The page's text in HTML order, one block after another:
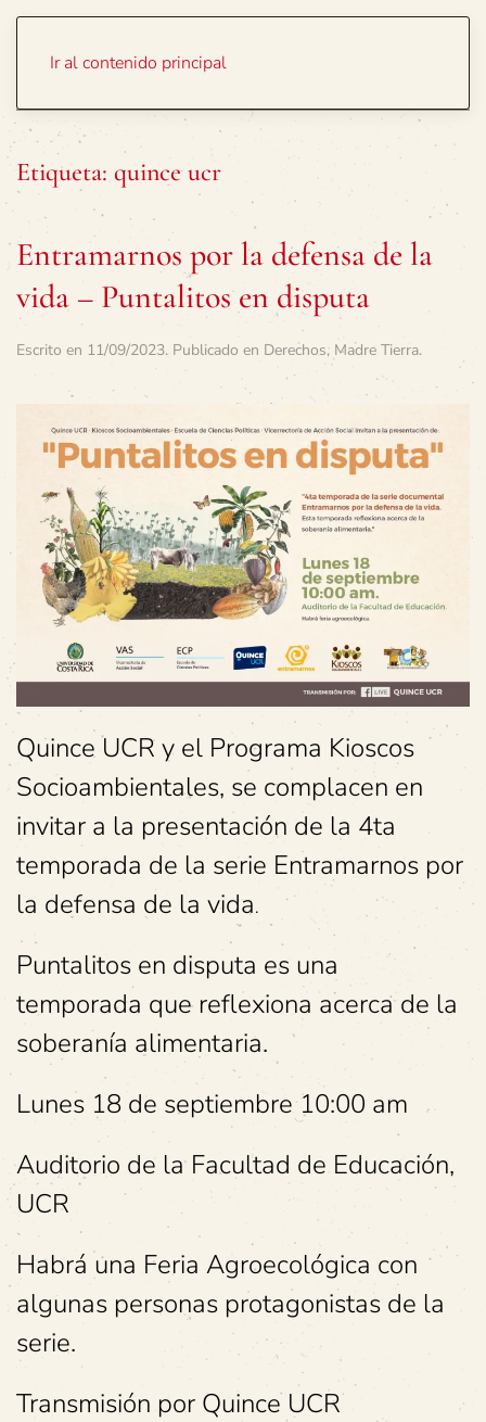
Ir al contenido principal
Etiqueta: quince ucr
Entramarnos por la defensa de la
vida – Puntalitos en disputa
Escrito en 11/09/2023. Publicado en Derechos, Madre Tierra.
Quince UCR y el Programa Kioscos
Socioambientales, se complacen en
invitar a la presentación de la 4ta
temporada de la serie Entramarnos por
la defensa de la vida.
Puntalitos en disputa es una
temporada que reflexiona acerca de la
soberanía alimentaria.
Lunes 18 de septiembre 10:00 am
Auditorio de la Facultad de Educación,
UCR
Habrá una Feria Agroecológica con
algunas personas protagonistas de la
serie.
Transmisión por Quince UCR